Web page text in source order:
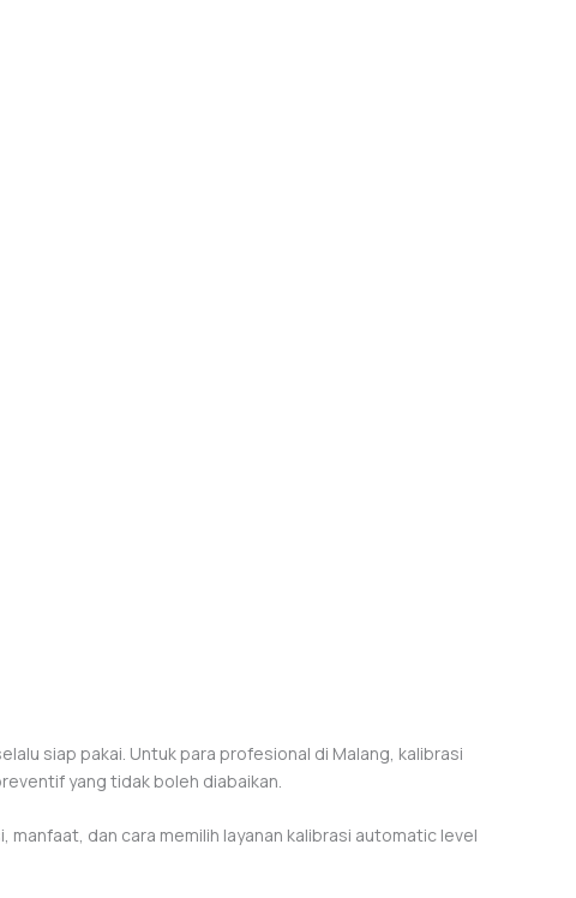
siap pakai. Untuk para profesional di Malang, kalibrasi
yang tidak boleh diabaikan.
manfaat, dan cara memilih layanan kalibrasi automatic level